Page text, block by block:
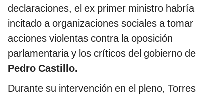
declaraciones, el ex primer ministro habría
incitado a organizaciones sociales a tomar
acciones violentas contra la oposición
parlamentaria y los críticos del gobierno de
Pedro Castillo.
Durante su intervención en el pleno, Torres